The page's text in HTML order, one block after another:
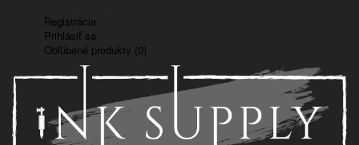
Registrácia
Prihlásiť sa
Obľúbené produkty (0)